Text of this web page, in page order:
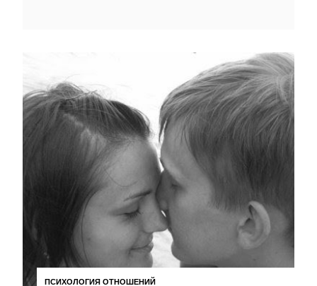
ПСИХОЛОГИЯ ОТНОШЕНИЙ